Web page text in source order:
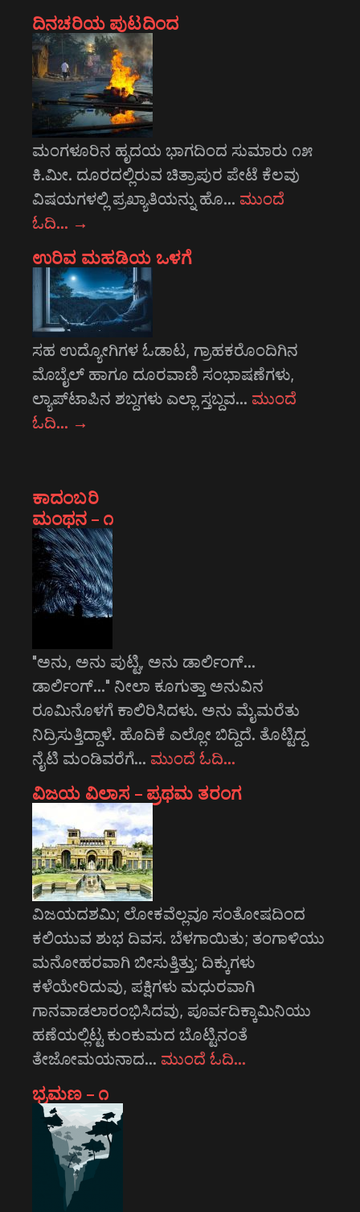
ದಿನಚರಿಯ ಪುಟದಿಂದ
ಮಂಗಳೂರಿನ ಹೃದಯ ಭಾಗದಿಂದ ಸುಮಾರು ೧೫
ಕಿ.ಮೀ. ದೂರದಲ್ಲಿರುವ ಚಿತ್ರಾಪುರ ಪೇಟೆ ಕೆಲವು
ವಿಷಯಗಳಲ್ಲಿ ಪ್ರಖ್ಯಾತಿಯನ್ನು ಹೊ… ಮುಂದೆ
ಓದಿ… →
ಉರಿವ ಮಹಡಿಯ ಒಳಗೆ
ಸಹ ಉದ್ಯೋಗಿಗಳ ಓಡಾಟ, ಗ್ರಾಹಕರೊಂದಿಗಿನ
ಮೊಬೈಲ್ ಹಾಗೂ ದೂರವಾಣಿ ಸಂಭಾಷಣೆಗಳು,
ಲ್ಯಾಪ್‌ಟಾಪಿನ ಶಬ್ದಗಳು ಎಲ್ಲಾ ಸ್ತಬ್ದವ… ಮುಂದೆ
ಓದಿ… →
ಕಾದಂಬರಿ
ಮಂಥನ – ೧
"ಅನು, ಅನು ಪುಟ್ಟಿ, ಅನು ಡಾರ್ಲಿಂಗ್...
ಡಾರ್ಲಿಂಗ್..." ನೀಲಾ ಕೂಗುತ್ತಾ ಅನುವಿನ
ರೂಮಿನೊಳಗೆ ಕಾಲಿರಿಸಿದಳು. ಅನು ಮೈಮರೆತು
ನಿದ್ರಿಸುತ್ತಿದ್ದಾಳೆ. ಹೊದಿಕೆ ಎಲ್ಲೋ ಬಿದ್ದಿದೆ. ತೊಟ್ಟಿದ್ದ
ನೈಟಿ ಮಂಡಿವರೆಗೆ… ಮುಂದೆ ಓದಿ…
ವಿಜಯ ವಿಲಾಸ – ಪ್ರಥಮ ತರಂಗ
ವಿಜಯದಶಮಿ; ಲೋಕವೆಲ್ಲವೂ ಸಂತೋಷದಿಂದ
ಕಲಿಯುವ ಶುಭ ದಿವಸ. ಬೆಳಗಾಯಿತು; ತಂಗಾಳಿಯು
ಮನೋಹರವಾಗಿ ಬೀಸುತ್ತಿತ್ತು; ದಿಕ್ಕುಗಳು
ಕಳೆಯೇರಿದುವು, ಪಕ್ಷಿಗಳು ಮಧುರವಾಗಿ
ಗಾನವಾಡಲಾರಂಭಿಸಿದವು, ಪೂರ್ವದಿಕ್ಕಾಮಿನಿಯು
ಹಣೆಯಲ್ಲಿಟ್ಟ ಕುಂಕುಮದ ಬೊಟ್ಟಿನಂತೆ
ತೇಜೋಮಯನಾದ… ಮುಂದೆ ಓದಿ…
ಭ್ರಮಣ – ೧